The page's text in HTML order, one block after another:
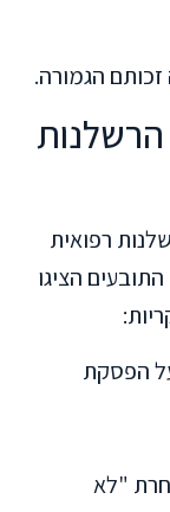
זכותם הגמורה.
רפואית
הציגו
הפסקת
"לא